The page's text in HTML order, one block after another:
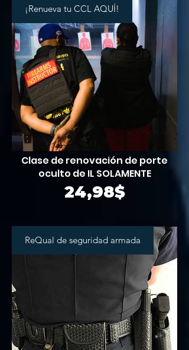
¡Renueva tu CCL AQUÍ!
Clase de renovación de porte
oculto de IL SOLAMENTE
24,98$Precio
ReQual de seguridad armada